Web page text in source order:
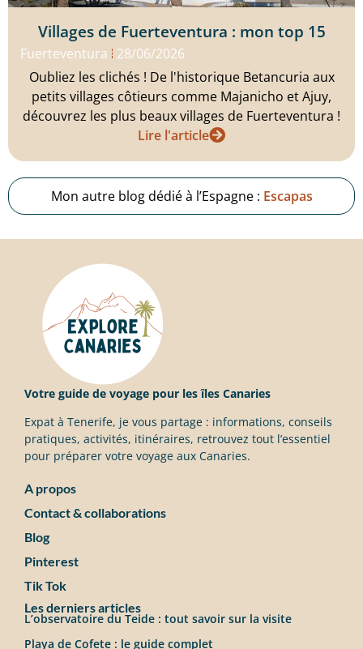
Villages de Fuerteventura : mon top 15
Fuerteventura 28/06/2026
Oubliez les clichés ! De l'historique Betancuria aux
petits villages côtieurs comme Majanicho et Ajuy,
découvrez les plus beaux villages de Fuerteventura !
Lire l'article
Mon autre blog dédié à l’Espagne : Escapas
Votre guide de voyage pour les îles Canaries
Expat à Tenerife, je vous partage : informations, conseils
pratiques, activités, itinéraires, retrouvez tout l’essentiel
pour préparer votre voyage aux Canaries.
A propos
Contact & collaborations
Blog
Pinterest
Tik Tok
Les derniers articles
L’observatoire du Teide : tout savoir sur la visite
Playa de Cofete : le guide complet